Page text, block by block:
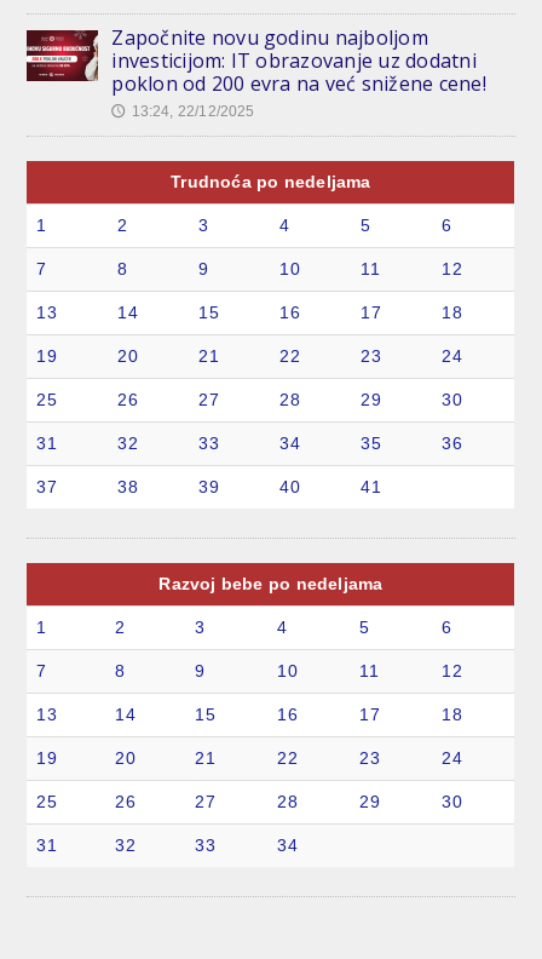
Započnite novu godinu najboljom
investicijom: IT obrazovanje uz dodatni
poklon od 200 evra na već snižene cene!
🕔 13:24, 22/12/2025
Trudnoća po nedeljama
1 2 3 4 5 6
7 8 9 10 11 12
13 14 15 16 17 18
19 20 21 22 23 24
25 26 27 28 29 30
31 32 33 34 35 36
37 38 39 40 41
Razvoj bebe po nedeljama
1 2 3 4 5 6
7 8 9 10 11 12
13 14 15 16 17 18
19 20 21 22 23 24
25 26 27 28 29 30
31 32 33 34